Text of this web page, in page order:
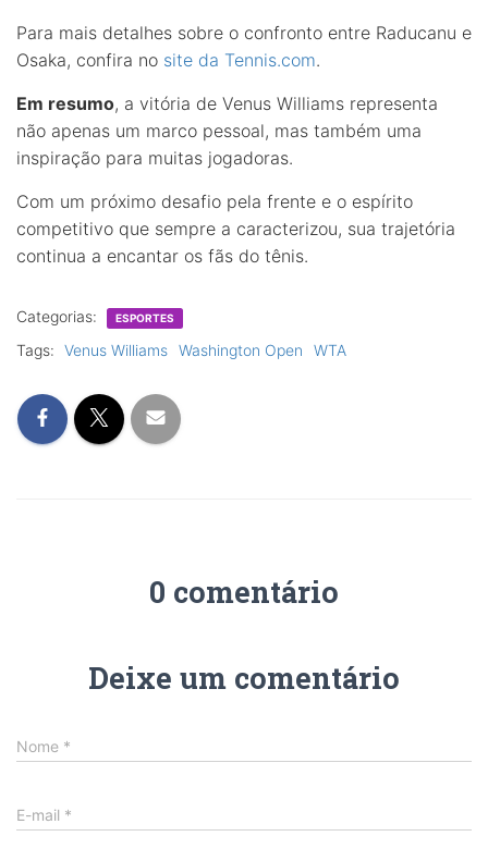
Para mais detalhes sobre o confronto entre Raducanu e
Osaka, confira no site da Tennis.com.
Em resumo, a vitória de Venus Williams representa
não apenas um marco pessoal, mas também uma
inspiração para muitas jogadoras.
Com um próximo desafio pela frente e o espírito
competitivo que sempre a caracterizou, sua trajetória
continua a encantar os fãs do tênis.
Categorias: ESPORTES
Tags: Venus Williams Washington Open WTA
0 comentário
Deixe um comentário
Nome *
E-mail *